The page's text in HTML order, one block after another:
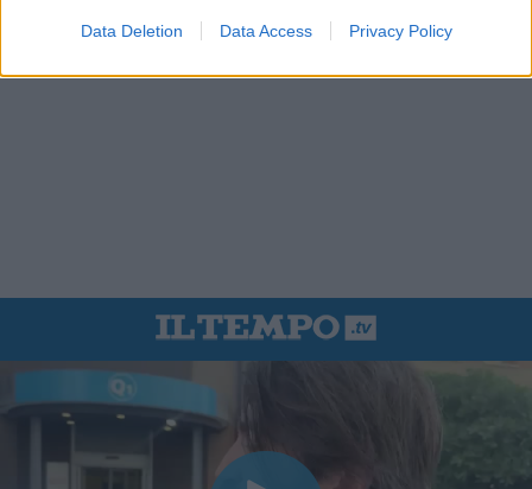
Data Deletion Data Access Privacy Policy